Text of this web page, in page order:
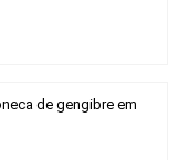
de gengibre em